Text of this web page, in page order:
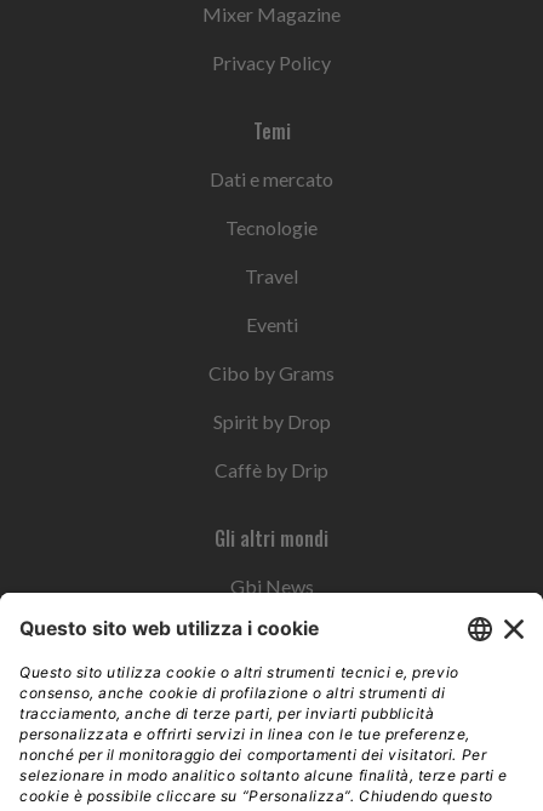
Mixer Magazine
Privacy Policy
Temi
Dati e mercato
Tecnologie
Travel
Eventi
Cibo by Grams
Spirit by Drop
Caffè by Drip
Gli altri mondi
Gbi News
Instoremag
Esplora il gruppo
Edra Edizioni
Edizioni LSWR